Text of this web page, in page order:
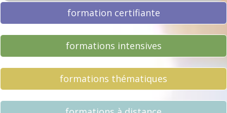
formation certifiante
formations intensives
formations thématiques